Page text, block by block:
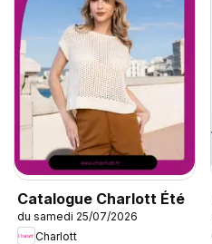
Catalogue Charlott Été
du samedi 25/07/2026
Charlott